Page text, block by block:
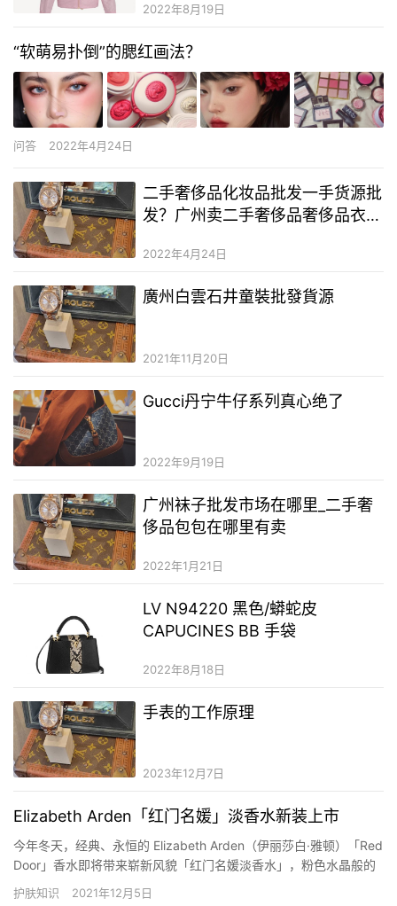
2022年8月19日
“软萌易扑倒”的腮红画法？
问答 2022年4月24日
二手奢侈品化妆品批发一手货源批
发？广州卖二手奢侈品奢侈品衣服
吗
2022年4月24日
廣州白雲石井童裝批發貨源
2021年11月20日
Gucci丹宁牛仔系列真心绝了
2022年9月19日
广州袜子批发市场在哪里_二手奢
侈品包包在哪里有卖
2022年1月21日
LV N94220 黑色/蟒蛇皮
CAPUCINES BB 手袋
2022年8月18日
手表的工作原理
2023年12月7日
Elizabeth Arden「红门名媛」淡香水新装上市
今年冬天，经典、永恒的 Elizabeth Arden（伊丽莎白·雅顿）「Red
Door」香水即将带来崭新风貌「红门名媛淡香水」，粉色水晶般的
剔透晶莹的玻璃瓶身，透出纽约都市女性的时尚姿态，宛如上城名
护肤知识 2021年12月5日